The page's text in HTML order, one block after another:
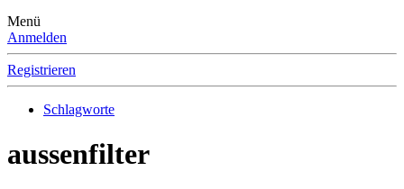
Menü
Anmelden
Registrieren
Schlagworte
aussenfilter